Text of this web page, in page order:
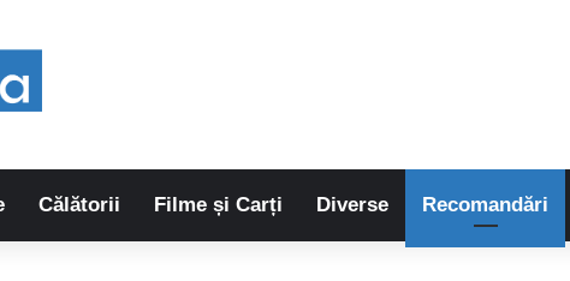
Călătorii Filme și Carți Diverse Recomandări